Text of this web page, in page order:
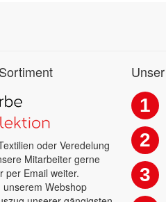
oder Veredelung
Mitarbeiter gerne
per Email weiter.
unserem Webshop
1
2
3